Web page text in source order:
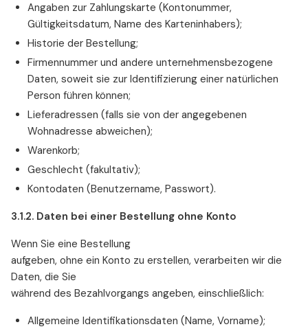
Angaben zur Zahlungskarte (Kontonummer,
Gültigkeitsdatum, Name des Karteninhabers);
Historie der Bestellung;
Firmennummer und andere unternehmensbezogene
Daten, soweit sie zur Identifizierung einer natürlichen
Person führen können;
Lieferadressen (falls sie von der angegebenen
Wohnadresse abweichen);
Warenkorb;
Geschlecht (fakultativ);
Kontodaten (Benutzername, Passwort).
3.1.2. Daten bei einer Bestellung ohne Konto
Wenn Sie eine Bestellung
aufgeben, ohne ein Konto zu erstellen, verarbeiten wir die
Daten, die Sie
während des Bezahlvorgangs angeben, einschließlich:
Allgemeine Identifikationsdaten (Name, Vorname);